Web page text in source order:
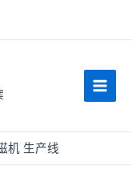
主
机 生产线